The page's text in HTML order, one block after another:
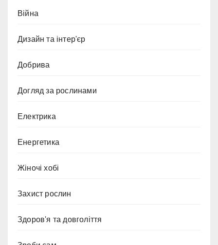
Війна
Дизайн та інтер'єр
Добрива
Догляд за рослинами
Електрика
Енергетика
Жіночі хобі
Захист рослин
Здоров'я та довголіття